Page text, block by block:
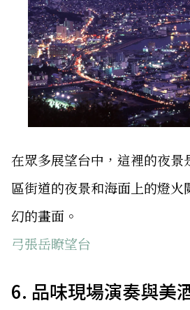
在眾多展望台中，這裡的夜景
區街道的夜景和海面上的燈火
幻的畫面。
弓張岳瞭望台
6. 品味現場演奏與美